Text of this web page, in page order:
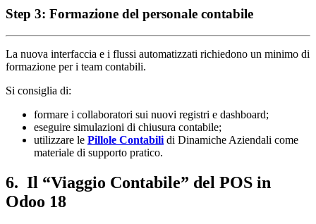
Step 3: Formazione del personale contabile
La nuova interfaccia e i flussi automatizzati richiedono un minimo di
formazione per i team contabili.
Si consiglia di:
formare i collaboratori sui nuovi registri e dashboard;
eseguire simulazioni di chiusura contabile;
utilizzare le Pillole Contabili di Dinamiche Aziendali come
materiale di supporto pratico.
6. Il “Viaggio Contabile” del POS in
Odoo 18